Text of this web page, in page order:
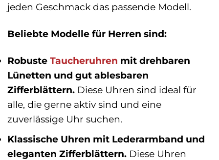
jeden Geschmack das passende Modell.
Beliebte Modelle für Herren sind:
Robuste Taucheruhren mit drehbaren
Lünetten und gut ablesbaren
Zifferblättern. Diese Uhren sind ideal für
alle, die gerne aktiv sind und eine
zuverlässige Uhr suchen.
Klassische Uhren mit Lederarmband und
eleganten Zifferblättern. Diese Uhren